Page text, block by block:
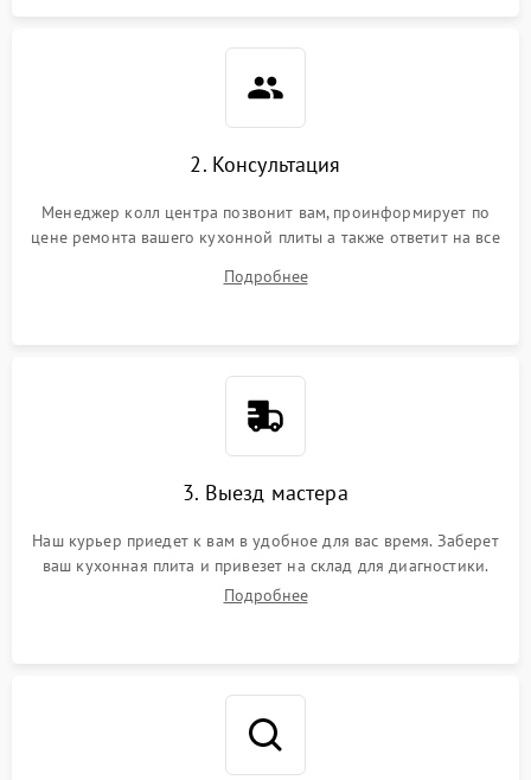
2. Консультация
Менеджер колл центра позвонит вам, проинформирует по
цене ремонта вашего кухонной плиты а также ответит на все
Подробнее
3. Выезд мастера
Наш курьер приедет к вам в удобное для вас время. Заберет
ваш кухонная плита и привезет на склад для диагностики.
Подробнее